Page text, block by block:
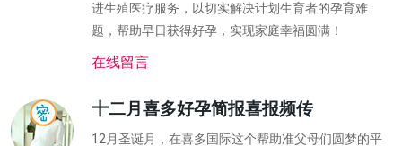
进生殖医疗服务，以切实解决计划生育者的孕育难
题，帮助早日获得好孕，实现家庭幸福圆满！
在线留言
十二月喜多好孕简报喜报频传
12月圣诞月，在喜多国际这个帮助准父母们圆梦的平